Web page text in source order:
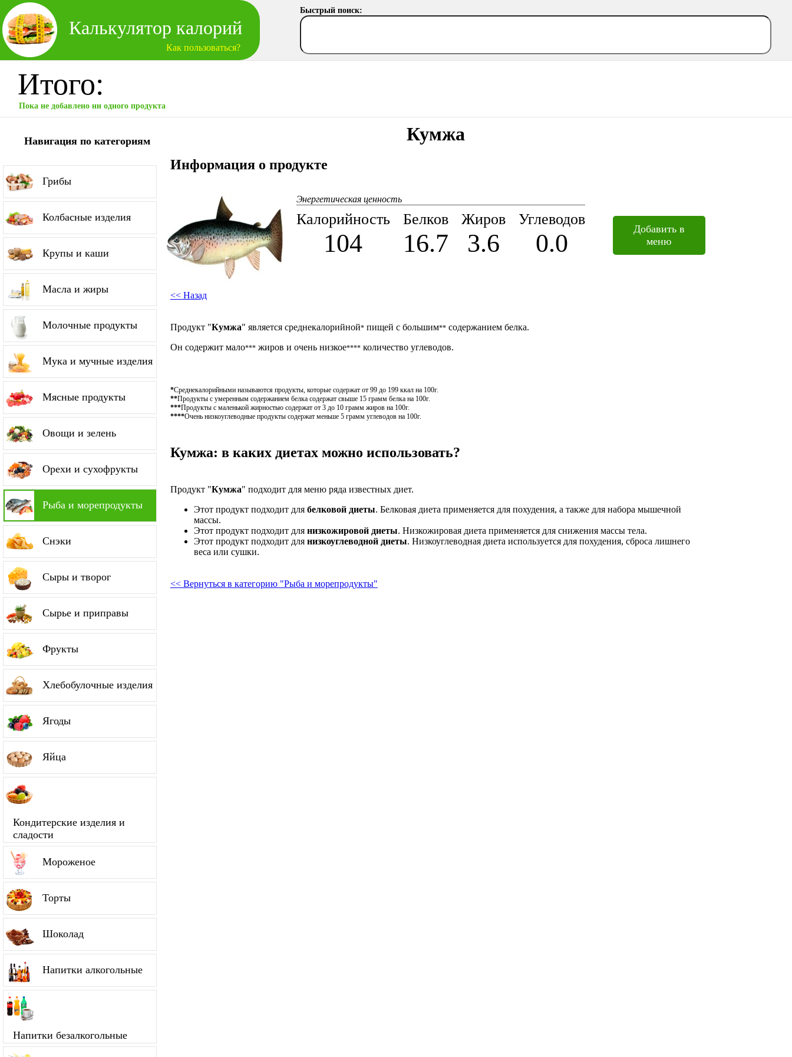
Калькулятор калорий
Как пользоваться?
Быстрый поиск:
Итого:
Пока не добавлено ни одного продукта
Навигация по категориям
Грибы
Колбасные изделия
Крупы и каши
Масла и жиры
Молочные продукты
Мука и мучные изделия
Мясные продукты
Овощи и зелень
Орехи и сухофрукты
Рыба и морепродукты
Снэки
Сыры и творог
Сырье и приправы
Фрукты
Хлебобулочные изделия
Ягоды
Яйца
Кондитерские изделия и
сладости
Мороженое
Торты
Шоколад
Напитки алкогольные
Напитки безалкогольные
Кумжа
Информация о продукте
Калорийность
Энергетическая ценность
104
Белков
16.7
Жиров
3.6
Углеводов
0.0
Добавить в
меню
<< Назад
Продукт "Кумжа" является среднекалорийной*пищей с большим**содержанием белка.
Он содержит мало***жиров и очень низкое****количество углеводов.
*Среднекалорийными называются продукты, которые содержат от 99 до 199 ккал на 100г.
**Продукты с умеренным содержанием белка содержат свыше 15 грамм белка на 100г.
***Продукты с маленькой жирностью содержат от 3 до 10 грамм жиров на 100г.
****Очень низкоуглеводные продукты содержат меньше 5 грамм углеводов на 100г.
Кумжа: в каких диетах можно использовать?
Продукт "Кумжа" подходит для меню ряда известных диет.
Этот продукт подходит для белковой диеты. Белковая диета применяется для похудения, а также для набора мышечной
массы.
Этот продукт подходит для низкожировой диеты. Низкожировая диета применяется для снижения массы тела.
Этот продукт подходит для низкоуглеводной диеты. Низкоуглеводная диета используется для похудения, сброса лишнего
веса или сушки.
<< Вернуться в категорию "Рыба и морепродукты"